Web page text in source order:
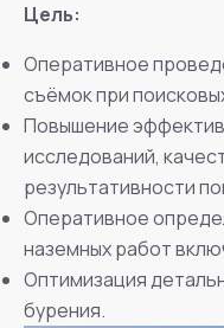
Цель:
Оперативное
съёмок при
Повышение
исследований,
результативности
Оперативное
наземных работ
Оптимизация
бурения.